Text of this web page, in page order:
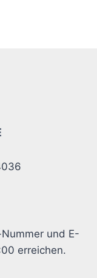
und E-
erreichen.